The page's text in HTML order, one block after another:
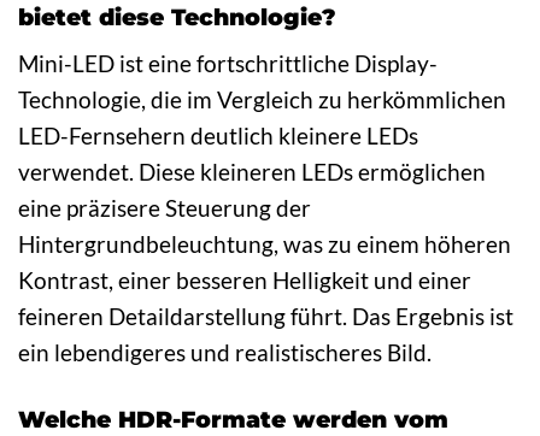
bietet diese Technologie?
Mini-LED ist eine fortschrittliche Display-
Technologie, die im Vergleich zu herkömmlichen
LED-Fernsehern deutlich kleinere LEDs
verwendet. Diese kleineren LEDs ermöglichen
eine präzisere Steuerung der
Hintergrundbeleuchtung, was zu einem höheren
Kontrast, einer besseren Helligkeit und einer
feineren Detaildarstellung führt. Das Ergebnis ist
ein lebendigeres und realistischeres Bild.
Welche HDR-Formate werden vom